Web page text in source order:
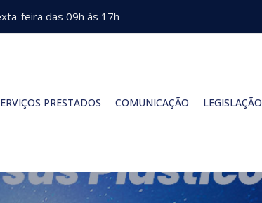
feira das 09h às 17h
PRESTADOS COMUNICAÇÃO LEGISLAÇÃO